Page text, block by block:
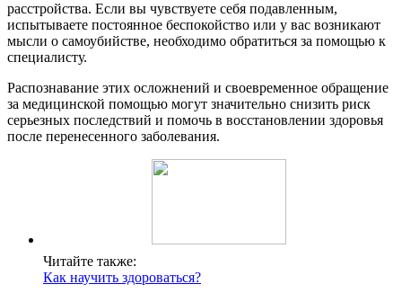
расстройства. Если вы чувствуете себя подавленным,
испытываете постоянное беспокойство или у вас возникают
мысли о самоубийстве, необходимо обратиться за помощью к
специалисту.
Распознавание этих осложнений и своевременное обращение
за медицинской помощью могут значительно снизить риск
серьезных последствий и помочь в восстановлении здоровья
после перенесенного заболевания.
Читайте также:
Как научить здороваться?